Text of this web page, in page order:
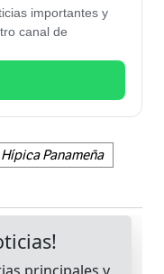
importantes y
canal de
Hípica Panameña